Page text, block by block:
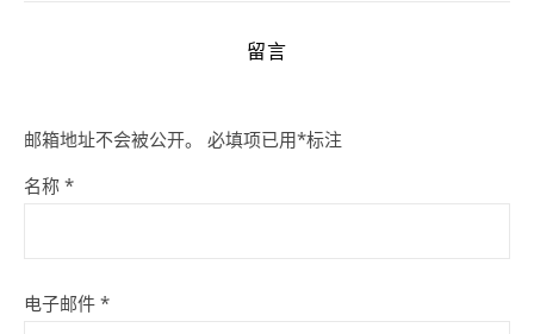
留言
邮箱地址不会被公开。 必填项已用*标注
名称 *
电子邮件 *